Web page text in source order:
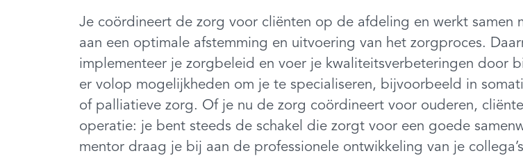
Je coördineert de zorg voor cliënten op de afdeling en werkt samen
aan een optimale afstemming en uitvoering van het zorgproces.
implementeer je zorgbeleid en voer je kwaliteitsverbeteringen door
er volop mogelijkheden om je te specialiseren, bijvoorbeeld in
of palliatieve zorg. Of je nu de zorg coördineert voor ouderen,
operatie: je bent steeds de schakel die zorgt voor een goede
mentor draag je bij aan de professionele ontwikkeling van je